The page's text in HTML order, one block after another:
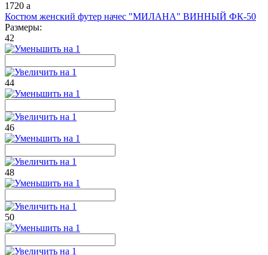
1720 a
Костюм женский футер начес "МИЛАНА" ВИННЫЙ ФК-50
Размеры:
42
44
46
48
50